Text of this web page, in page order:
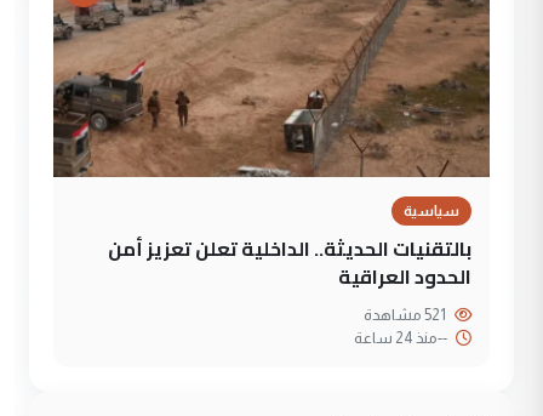
سياسية
بالتقنيات الحديثة.. الداخلية تعلن تعزيز أمن
الحدود العراقية
--منذ 24 ساعة